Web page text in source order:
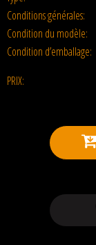
Conditions générales:
Condition du modèle:
Condition d’emballage:
PRIX: